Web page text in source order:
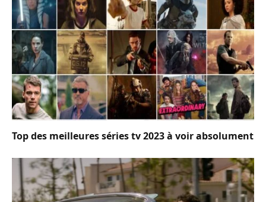
Top des meilleures séries tv 2023 à voir absolument